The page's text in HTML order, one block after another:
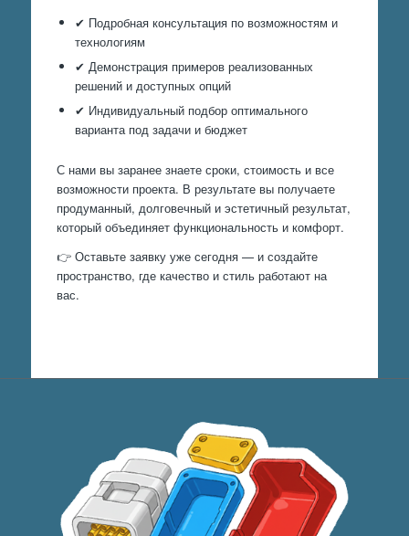
✔ Подробная консультация по возможностям и
технологиям
✔ Демонстрация примеров реализованных
решений и доступных опций
✔ Индивидуальный подбор оптимального
варианта под задачи и бюджет
С нами вы заранее знаете сроки, стоимость и все
возможности проекта. В результате вы получаете
продуманный, долговечный и эстетичный результат,
который объединяет функциональность и комфорт.
👉 Оставьте заявку уже сегодня — и создайте
пространство, где качество и стиль работают на
вас.